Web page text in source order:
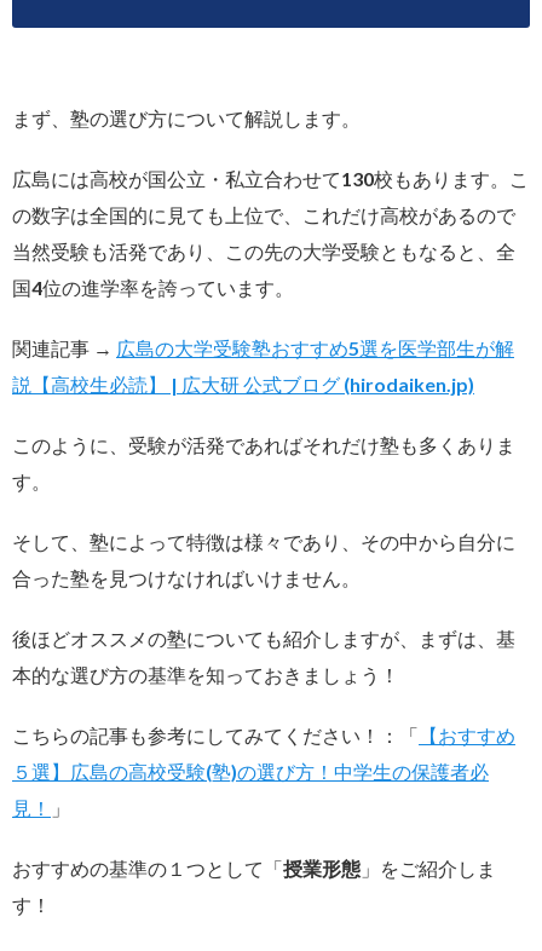
まず、塾の選び方について解説します。
広島には高校が国公立・私立合わせて130校もあります。こ
の数字は全国的に見ても上位で、これだけ高校があるので
当然受験も活発であり、この先の大学受験ともなると、全
国4位の進学率を誇っています。
関連記事 → 広島の大学受験塾おすすめ5選を医学部生が解
説【高校生必読】 | 広大研 公式ブログ (hirodaiken.jp)
このように、受験が活発であればそれだけ塾も多くありま
す。
そして、塾によって特徴は様々であり、その中から自分に
合った塾を見つけなければいけません。
後ほどオススメの塾についても紹介しますが、まずは、基
本的な選び方の基準を知っておきましょう！
こちらの記事も参考にしてみてください！： 「 【おすすめ
５選】広島の高校受験(塾)の選び方！中学生の保護者必
見！
」
おすすめの基準の１つとして「授業形態 」をご紹介しま
す！